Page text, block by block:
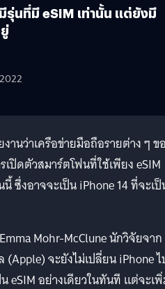
รุ่นที่มี eSIM เท่านั้น แต่ยังมี
านว่าเครือข่ายมือถือรายต่าง ๆ ข
ปิดตัวสมาร์ตโฟนที่ใช้เพียง eSIM
ซึ่งอาจจะเป็น iPhone 14 ที่จะเ
Mohr-McClune นักวิจัยจาก
(Apple) จะยังไม่เปลี่ยน iPhone
eSIM อย่างเดียวในทันที แต่จะเ